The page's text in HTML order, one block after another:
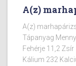
A(z)
A(z)
Tápanyag
Fehérje 11,2
Kálium 232